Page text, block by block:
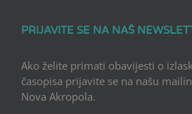
PRIJAVITE SE NA NAŠ
Ako želite primati obavijesti o
časopisa prijavite se na našu
Nova Akropola.